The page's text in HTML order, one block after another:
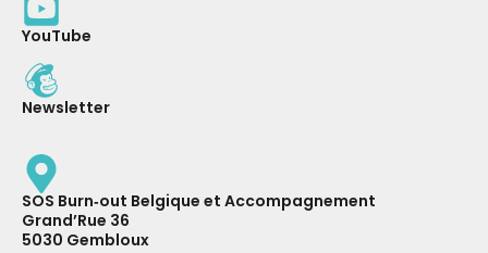
YouTube
Newsletter
SOS Burn‑out Belgique et Accompagnement
Grand’Rue 36
5030 Gembloux